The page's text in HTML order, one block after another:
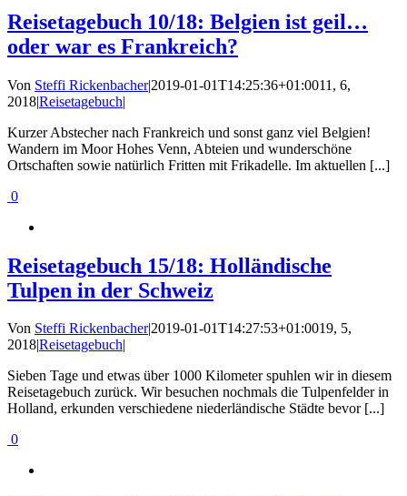
Reisetagebuch 10/18: Belgien ist geil…
oder war es Frankreich?
Von Steffi Rickenbacher|2019-01-01T14:25:36+01:0011, 6,
2018|Reisetagebuch|
Kurzer Abstecher nach Frankreich und sonst ganz viel Belgien!
Wandern im Moor Hohes Venn, Abteien und wunderschöne
Ortschaften sowie natürlich Fritten mit Frikadelle. Im aktuellen [...]
0
Reisetagebuch 15/18: Holländische
Tulpen in der Schweiz
Von Steffi Rickenbacher|2019-01-01T14:27:53+01:0019, 5,
2018|Reisetagebuch|
Sieben Tage und etwas über 1000 Kilometer spuhlen wir in diesem
Reisetagebuch zurück. Wir besuchen nochmals die Tulpenfelder in
Holland, erkunden verschiedene niederländische Städte bevor [...]
0